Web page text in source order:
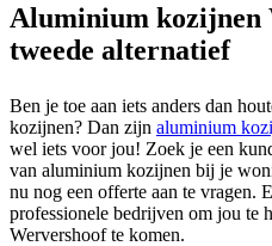
Aluminium kozijnen
tweede alternatief
Ben je toe aan iets anders dan
kozijnen? Dan zijn aluminium
wel iets voor jou! Zoek je een
van aluminium kozijnen bij je
nu nog een offerte aan te vragen.
professionele bedrijven om jou te
Wervershoof te komen.